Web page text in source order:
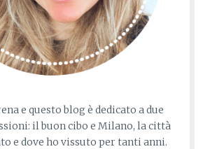
e questo blog è dedicato a due
il buon cibo e Milano, la città
e dove ho vissuto per tanti anni.